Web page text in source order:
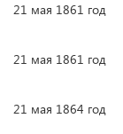
21 мая 1861 год
21 мая 1861 год
21 мая 1864 год